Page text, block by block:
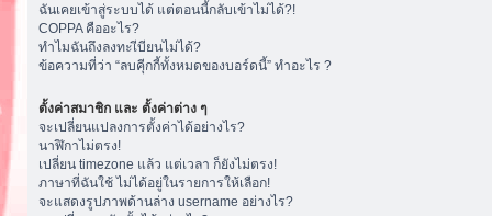
ฉันเคยเข้าสู่ระบบได้ แต่ตอนนี้กลับเข้าไม่ได้?!
COPPA คืออะไร?
ทำไมฉันถึงลงทะเีบียนไม่ได้?
ข้อความที่ว่า “ลบคุีกกี้ทั้งหมดของบอร์ดนี้” ทำอะไร ?
ตั้งค่าสมาชิก และ ตั้งค่าต่าง ๆ
จะเปลี่ยนแปลงการตั้งค่าได้อย่างไร?
นาฬิกาไม่ตรง!
เปลี่ยน timezone แล้ว แต่เวลา ก็ยังไม่ตรง!
ภาษาที่ฉันใช้ ไม่ได้อยู่ในรายการให้เลือก!
จะแสดงรูปภาพด้านล่าง username อย่างไร?